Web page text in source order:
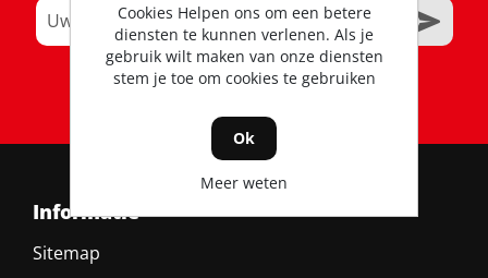
RSS
Informatie
Sitemap
Cookies Helpen ons om een betere
diensten te kunnen verlenen. Als je
gebruik wilt maken van onze diensten
stem je toe om cookies te gebruiken
Ok
Meer weten